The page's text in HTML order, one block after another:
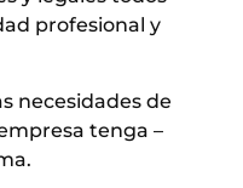
profesional y
necesidades de
tenga –